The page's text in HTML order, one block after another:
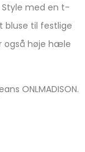
Style med en t-
bluse til festlige
også høje hæle
ONLMADISON.